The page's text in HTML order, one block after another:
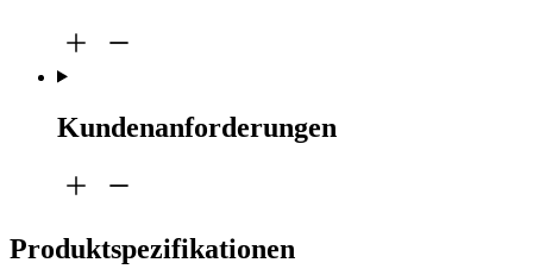
Kundenanforderungen
Produktspezifikationen